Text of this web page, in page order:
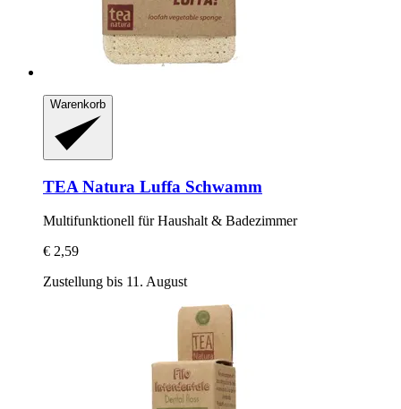
Warenkorb
TEA Natura Luffa Schwamm
Multifunktionell für Haushalt & Badezimmer
€ 2,59
Zustellung bis 11. August